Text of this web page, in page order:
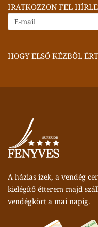
IRATKOZZON FEL
HOGY ELSŐ KÉZBŐL
A házias ízek, a vendég
kielégítő étterem majd
vendégkört a mai napig.